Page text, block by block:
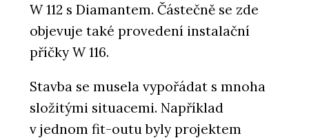
W 112 s Diamantem. Částečně se zde
objevuje také provedení instalační
příčky W 116.
Stavba se musela vypořádat s mnoha
složitými situacemi. Například
v jednom fit-outu byly projektem